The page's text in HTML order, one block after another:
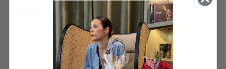
También te recomendamos...